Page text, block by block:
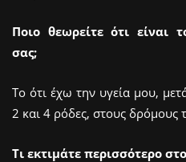
Ποιο θεωρείτε ότι είναι
σας;
Το ότι έχω την υγεία μου,
2 και 4 ρόδες, στους δρόμους
Τι εκτιμάτε περισσότερο